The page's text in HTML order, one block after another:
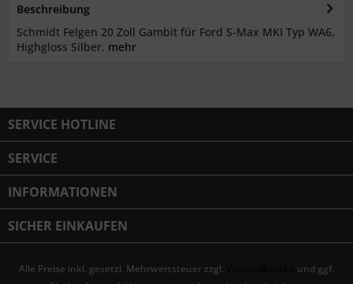
Beschreibung
Schmidt Felgen 20 Zoll Gambit für Ford S-Max MKI Typ WA6,
Highgloss Silber. mehr
SERVICE HOTLINE
SERVICE
INFORMATIONEN
SICHER EINKAUFEN
Alle Preise inkl. gesetzl. Mehrwertsteuer zzgl.
und ggf.